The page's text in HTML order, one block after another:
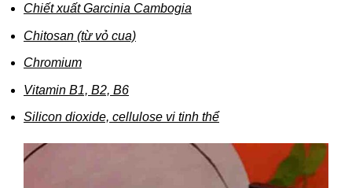
Chiết xuất Garcinia Cambogia
Chitosan (từ vỏ cua)
Chromium
Vitamin B1, B2, B6
Silicon dioxide, cellulose vi tinh thể